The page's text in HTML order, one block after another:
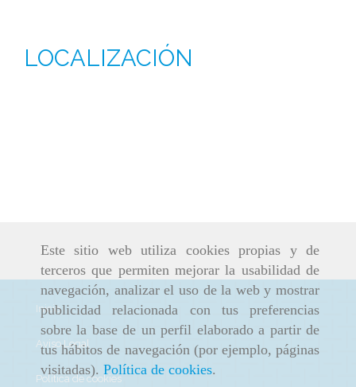
Este sitio web utiliza cookies propias y de
terceros que permiten mejorar la usabilidad de
navegación, analizar el uso de la web y mostrar
publicidad relacionada con tus preferencias
sobre la base de un perfil elaborado a partir de
tus hábitos de navegación (por ejemplo, páginas
visitadas). Política de cookies.
LOCALIZACIÓN
Inicio
Aviso Legal
Política de cookies